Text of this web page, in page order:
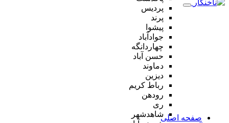
پردیس
پرند
پیشوا
جوادآباد
چهاردانگه
حسن آباد
دماوند
دیزین
رباط کریم
رودهن
ری
شاهدشهرصفحه اصلی